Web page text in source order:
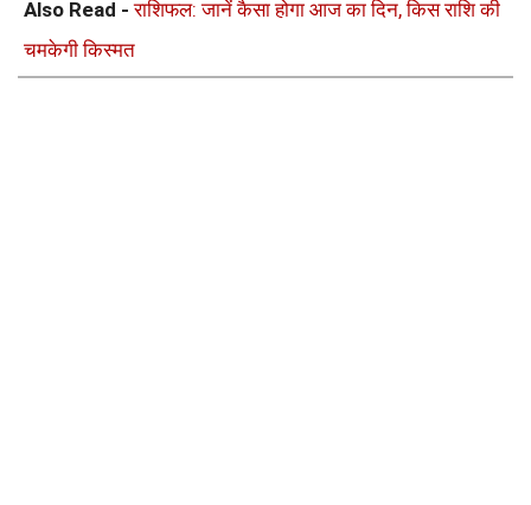
Also Read -राशिफल: जानें कैसा होगा आज का दिन, किस राशि की
चमकेगी किस्मत